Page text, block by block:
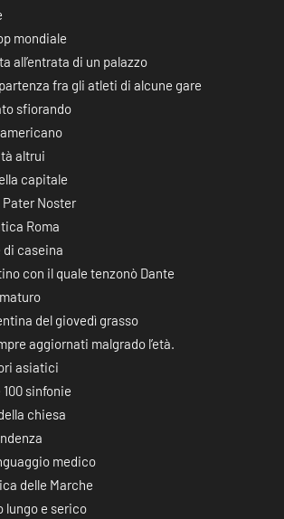
mondiale
all’entrata di un palazzo
fra gli atleti di alcune gare
sfiorando
altrui
capitale
Noster
Roma
di caseina
con il quale tenzonò Dante
del giovedì grasso
aggiornati malgrado l’età.
asiatici
sinfonie
chiesa
medico
delle Marche
lungo e serico